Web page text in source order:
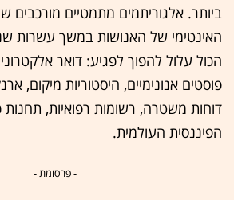
ביותר. אלגוריתמים מתמטיים מורכבים
הכול עלול להפוך לפגיע: דואר
פוסטים אנונימיים, היסטוריות מיקום,
דוחות משטרה, רשומות רפואיות,
הפיננסית העולמית.
- פרסומת -